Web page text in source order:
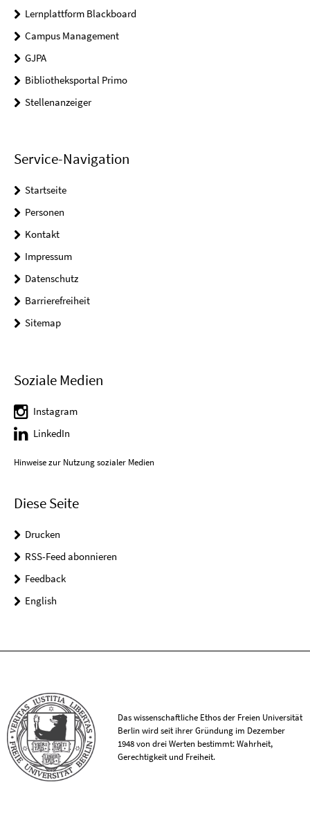
Lernplattform Blackboard
Campus Management
GJPA
Bibliotheksportal Primo
Stellenanzeiger
Service-Navigation
Startseite
Personen
Kontakt
Impressum
Datenschutz
Barrierefreiheit
Sitemap
Soziale Medien
Instagram
LinkedIn
Hinweise zur Nutzung sozialer Medien
Diese Seite
Drucken
RSS-Feed abonnieren
Feedback
English
Das wissenschaftliche Ethos der Freien Universität
Berlin wird seit ihrer Gründung im Dezember
1948 von drei Werten bestimmt: Wahrheit,
Gerechtigkeit und Freiheit.